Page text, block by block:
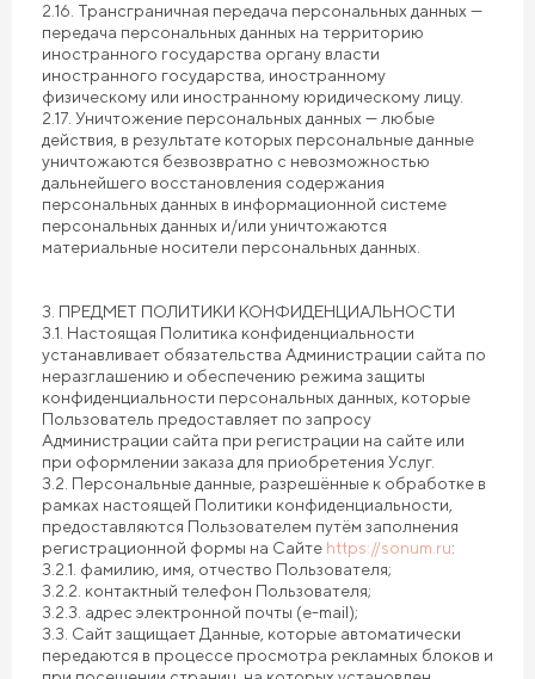
2.16. Трансграничная передача персональных данных —
передача персональных данных на территорию
иностранного государства органу власти
иностранного государства, иностранному
физическому или иностранному юридическому лицу.
2.17. Уничтожение персональных данных — любые
действия, в результате которых персональные данные
уничтожаются безвозвратно с невозможностью
дальнейшего восстановления содержания
персональных данных в информационной системе
персональных данных и/или уничтожаются
материальные носители персональных данных.
3. ПРЕДМЕТ ПОЛИТИКИ КОНФИДЕНЦИАЛЬНОСТИ
3.1. Настоящая Политика конфиденциальности
устанавливает обязательства Администрации сайта по
неразглашению и обеспечению режима защиты
конфиденциальности персональных данных, которые
Пользователь предоставляет по запросу
Администрации сайта при регистрации на сайте или
при оформлении заказа для приобретения Услуг.
3.2. Персональные данные, разрешённые к обработке в
рамках настоящей Политики конфиденциальности,
предоставляются Пользователем путём заполнения
регистрационной формы на Сайте https://sonum.ru:
3.2.1. фамилию, имя, отчество Пользователя;
3.2.2. контактный телефон Пользователя;
3.2.3. адрес электронной почты (e-mail);
3.3. Сайт защищает Данные, которые автоматически
передаются в процессе просмотра рекламных блоков и